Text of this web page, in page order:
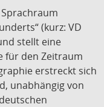
(kurz: VD
stellt eine
für den Zeitraum
erstreckt sich
unabhängig von